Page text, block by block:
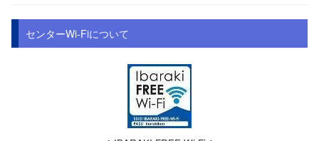
センターWi-Fiについて